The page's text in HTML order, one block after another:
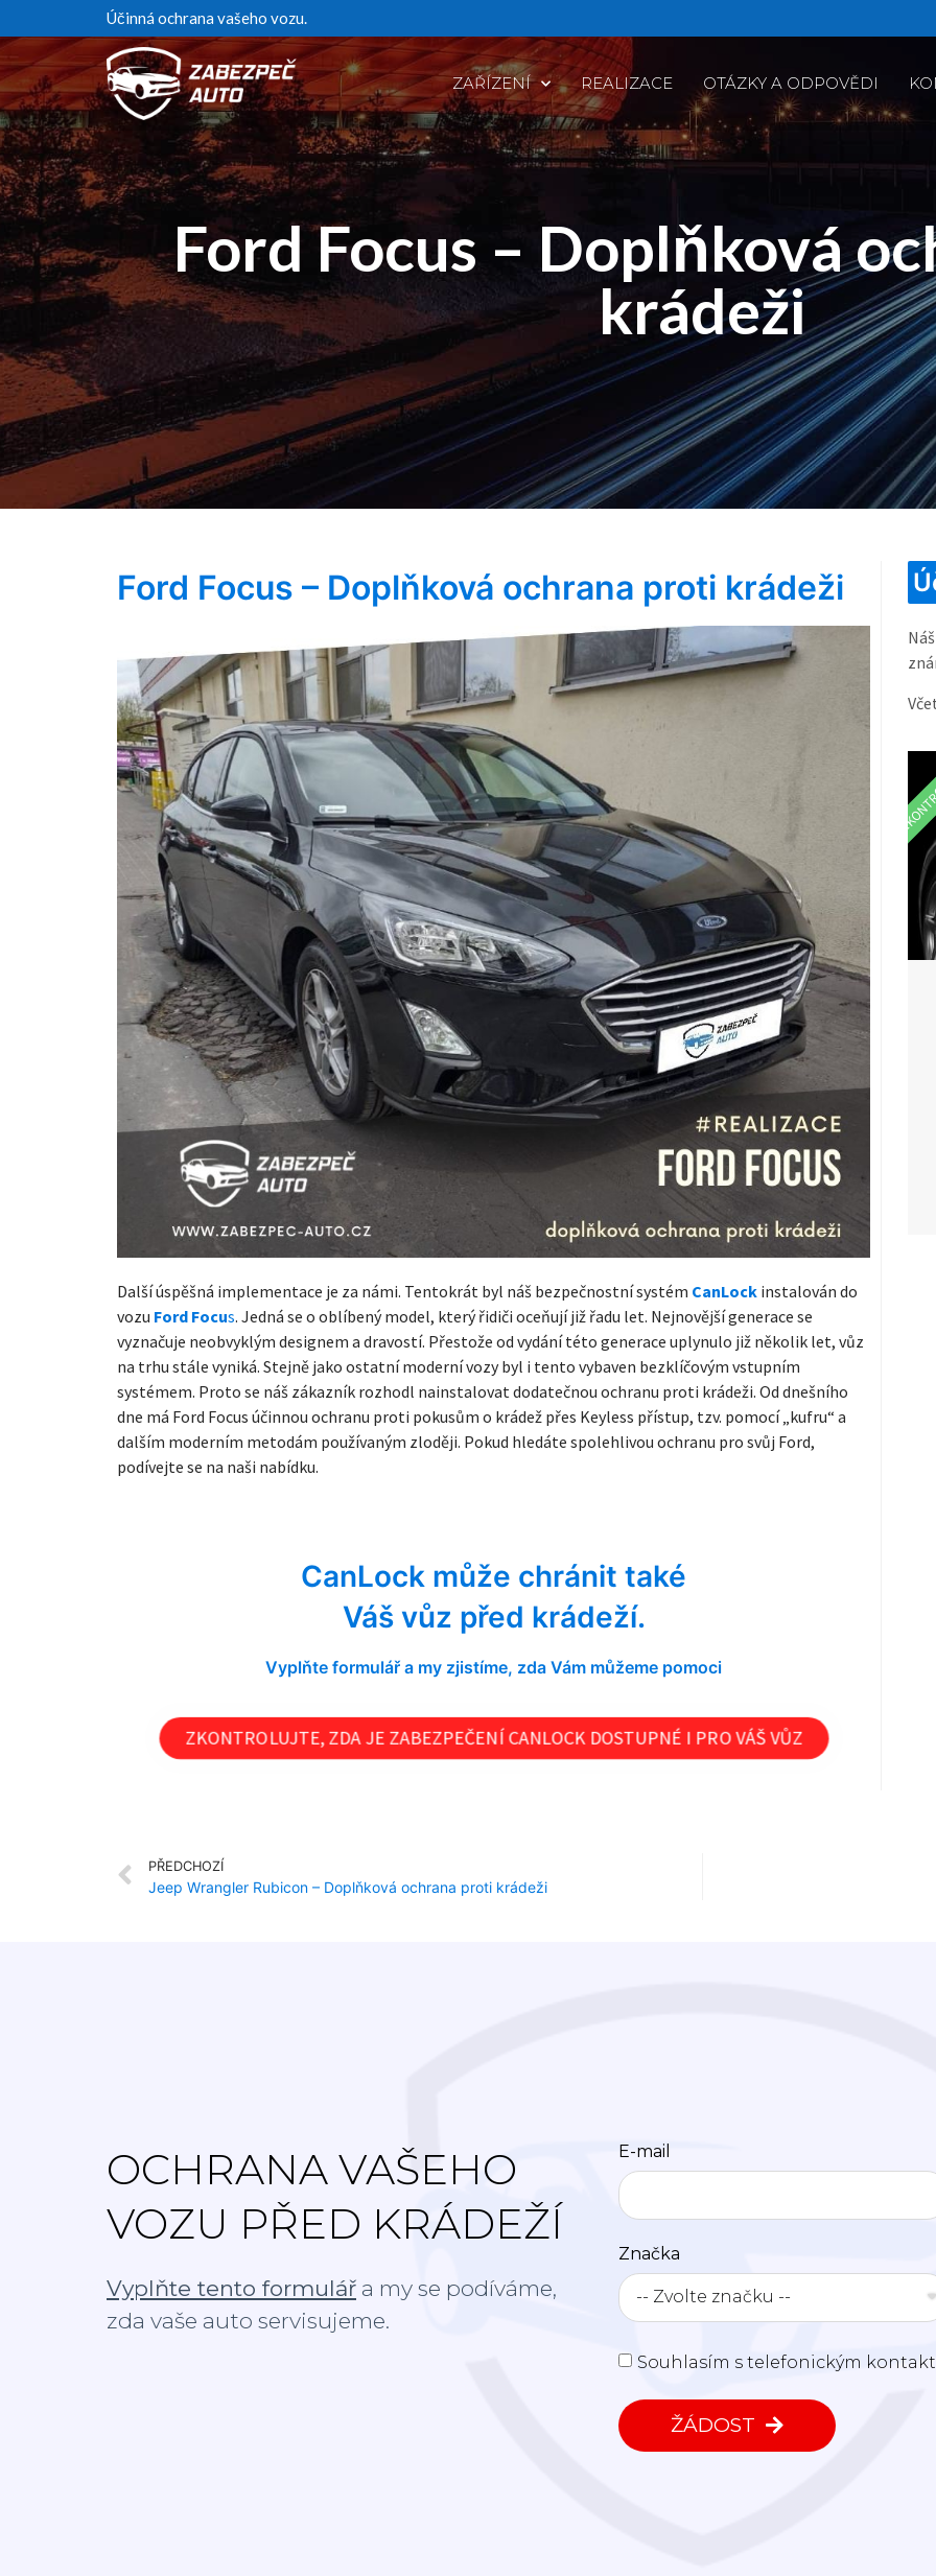
Účinná ochrana vašeho vozu.
ZAŘÍZENÍ REALIZACE OTÁZKY A ODPOVĚDI
Ford Focus – Doplňková
krádeži
Ford Focus – Doplňková ochrana proti krádeži
Další úspěšná implementace je za námi. Tentokrát byl náš bezpečnostní systém CanLock instalován do
vozu Ford Focus. Jedná se o oblíbený model, který řidiči oceňují již řadu let. Nejnovější generace se
vyznačuje neobvyklým designem a dravostí. Přestože od vydání této generace uplynulo již několik let, vůz
na trhu stále vyniká. Stejně jako ostatní moderní vozy byl i tento vybaven bezklíčovým vstupním
systémem. Proto se náš zákazník rozhodl nainstalovat dodatečnou ochranu proti krádeži. Od dnešního
dne má Ford Focus účinnou ochranu proti pokusům o krádež přes Keyless přístup, tzv. pomocí „kufru“ a
dalším moderním metodám používaným zloději. Pokud hledáte spolehlivou ochranu pro svůj Ford,
podívejte se na naši nabídku.
CanLock může chránit také
Váš vůz před krádeží.
Vyplňte formulář a my zjistíme, zda Vám můžeme pomoci
ZKONTROLUJTE, ZDA JE ZABEZPEČENÍ CANLOCK DOSTUPNÉ I PRO VÁŠ VŮZ
PŘEDCHOZÍ
Jeep Wrangler Rubicon – Doplňková ochrana proti krádeži
OCHRANA VAŠEHO
VOZU PŘED KRÁDEŽÍ
Vyplňte tento formulář a my se podíváme,
zda vaše auto servisujeme.
E-mail
Značka
Souhlasím s telefonickým
ŽÁDOST